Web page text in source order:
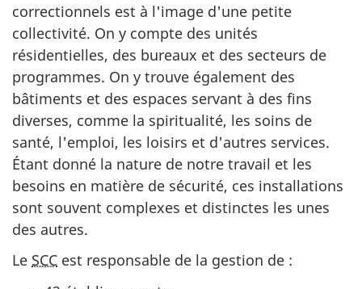
correctionnels est à l'image d'une petite
collectivité. On y compte des unités
résidentielles, des bureaux et des secteurs de
programmes. On y trouve également des
bâtiments et des espaces servant à des fins
diverses, comme la spiritualité, les soins de
santé, l'emploi, les loisirs et d'autres services.
Étant donné la nature de notre travail et les
besoins en matière de sécurité, ces installations
sont souvent complexes et distinctes les unes
des autres.
Le SCC est responsable de la gestion de :